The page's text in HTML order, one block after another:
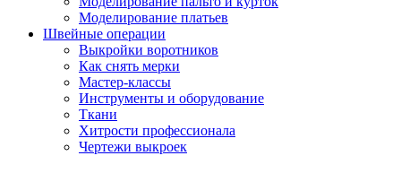
Моделирование платьев
Швейные операции
Выкройки воротников
Как снять мерки
Мастер-классы
Инструменты и оборудование
Ткани
Хитрости профессионала
Чертежи выкроек